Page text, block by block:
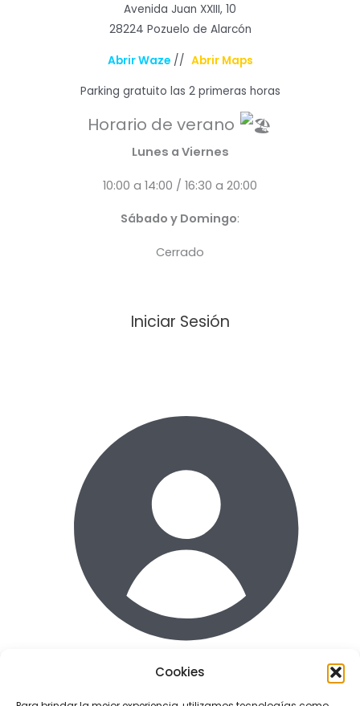
Cookies
Avenida Juan XXIII, 10
28224 Pozuelo de Alarcón
Abrir Waze// Abrir Maps
Parking gratuito las 2 primeras horas
Horario de verano
Lunes a Viernes
10:00 a 14:00 / 16:30 a 20:00
Sábado y Domingo:
Cerrado
Iniciar Sesión